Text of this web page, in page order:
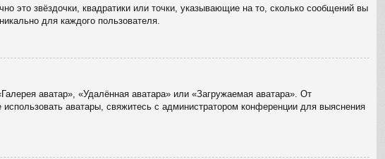
это звёздочки, квадратики или точки, указывающие на то, сколько сообщений вы
для каждого пользователя.
аватар», «Удалённая аватара» или «Загружаемая аватара». От
аватары, свяжитесь с администратором конференции для выяснения